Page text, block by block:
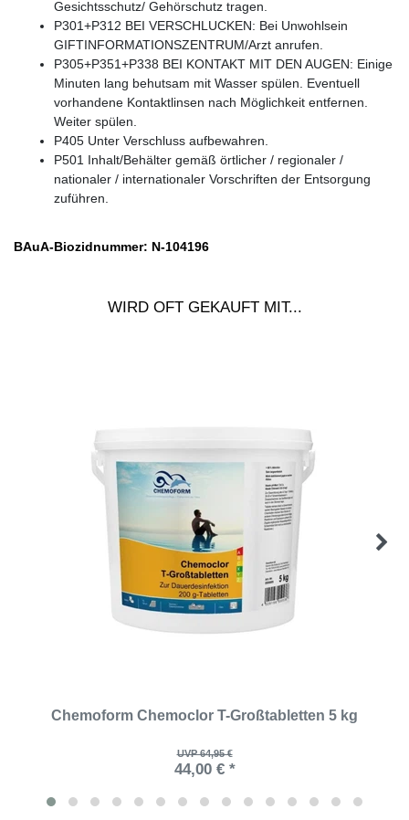
Gesichtsschutz/ Gehörschutz tragen.
P301+P312 BEI VERSCHLUCKEN: Bei Unwohlsein
GIFTINFORMATIONSZENTRUM/Arzt anrufen.
P305+P351+P338 BEI KONTAKT MIT DEN AUGEN: Einige
Minuten lang behutsam mit Wasser spülen. Eventuell
vorhandene Kontaktlinsen nach Möglichkeit entfernen.
Weiter spülen.
P405 Unter Verschluss aufbewahren.
P501 Inhalt/Behälter gemäß örtlicher / regionaler /
nationaler / internationaler Vorschriften der Entsorgung
zuführen.
BAuA-Biozidnummer: N-104196
WIRD OFT GEKAUFT MIT...
Chemoform Chemoclor T-Großtabletten 5 kg
UVP 64,95 €
44,00 € *